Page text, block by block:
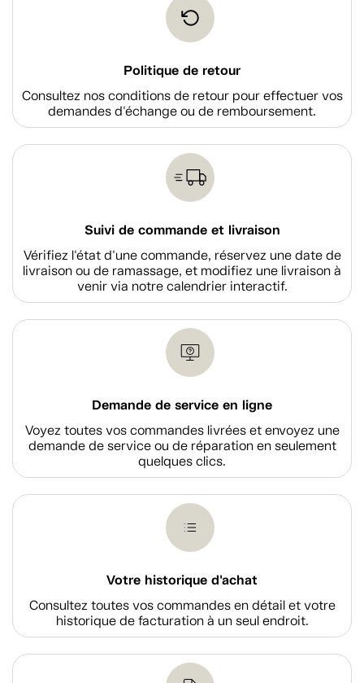
Politique de retour
Consultez nos conditions de retour pour effectuer vos
demandes d'échange ou de remboursement.
Suivi de commande et livraison
Vérifiez l'état d'une commande, réservez une date de
livraison ou de ramassage, et modifiez une livraison à
venir via notre calendrier interactif.
Demande de service en ligne
Voyez toutes vos commandes livrées et envoyez une
demande de service ou de réparation en seulement
quelques clics.
Votre historique d'achat
Consultez toutes vos commandes en détail et votre
historique de facturation à un seul endroit.